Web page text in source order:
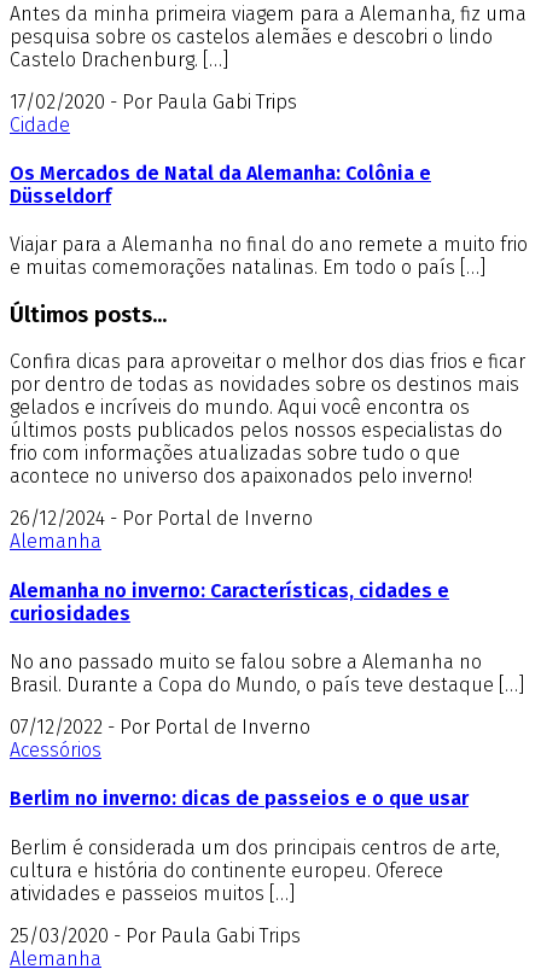
Antes da minha primeira viagem para a Alemanha, fiz uma
pesquisa sobre os castelos alemães e descobri o lindo
Castelo Drachenburg. […]
17/02/2020 - Por Paula Gabi Trips
Cidade
Os Mercados de Natal da Alemanha: Colônia e
Düsseldorf
Viajar para a Alemanha no final do ano remete a muito frio
e muitas comemorações natalinas. Em todo o país […]
Últimos posts...
Confira dicas para aproveitar o melhor dos dias frios e ficar
por dentro de todas as novidades sobre os destinos mais
gelados e incríveis do mundo. Aqui você encontra os
últimos posts publicados pelos nossos especialistas do
frio com informações atualizadas sobre tudo o que
acontece no universo dos apaixonados pelo inverno!
26/12/2024 - Por Portal de Inverno
Alemanha
Alemanha no inverno: Características, cidades e
curiosidades
No ano passado muito se falou sobre a Alemanha no
Brasil. Durante a Copa do Mundo, o país teve destaque […]
07/12/2022 - Por Portal de Inverno
Acessórios
Berlim no inverno: dicas de passeios e o que usar
Berlim é considerada um dos principais centros de arte,
cultura e história do continente europeu. Oferece
atividades e passeios muitos […]
25/03/2020 - Por Paula Gabi Trips
Alemanha